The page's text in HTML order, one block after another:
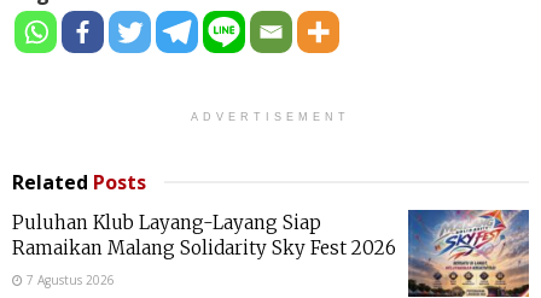
ADVERTISEMENT
Related Posts
Puluhan Klub Layang-Layang Siap
Ramaikan Malang Solidarity Sky Fest 2026
7 Agustus 2026